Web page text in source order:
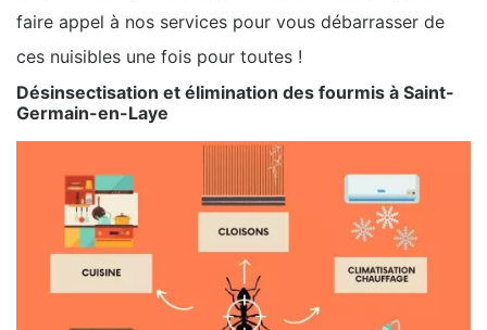
faire appel à nos services pour vous débarrasser de
ces nuisibles une fois pour toutes !
Désinsectisation et élimination des fourmis à Saint-
Germain-en-Laye